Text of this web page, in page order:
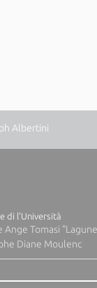
Albertini
di l'Università
Ange Tomasi
Diane Moulenc